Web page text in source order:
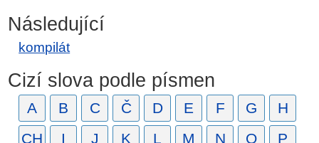
Následující
kompilát
Cizí slova podle písmen
A B C Č D E F G
H
CH
I J K L M N O P